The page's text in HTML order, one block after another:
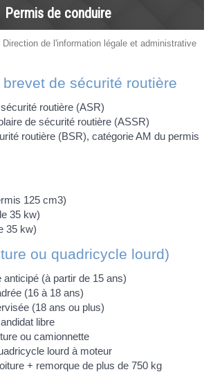
Permis de conduire
de l'information légale et administrative
de sécurité routière
routière (ASR)
de sécurité routière (ASSR)
routière (BSR), catégorie AM du permis
125 cm3)
35 kw)
35 kw)
ou quadricycle lourd)
anticipé (à partir de 15 ans)
(16 à 18 ans)
(18 ans ou plus)
libre
ou camionnette
lourd à moteur
+ remorque de plus de 750 kg